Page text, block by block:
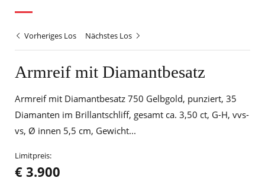
Vorheriges Los Nächstes Los
Armreif mit Diamantbesatz
Armreif mit Diamantbesatz 750 Gelbgold, punziert, 35
Diamanten im Brillantschliff, gesamt ca. 3,50 ct, G-H, vvs-
vs, Ø innen 5,5 cm, Gewicht...
Limitpreis:
€ 3.900